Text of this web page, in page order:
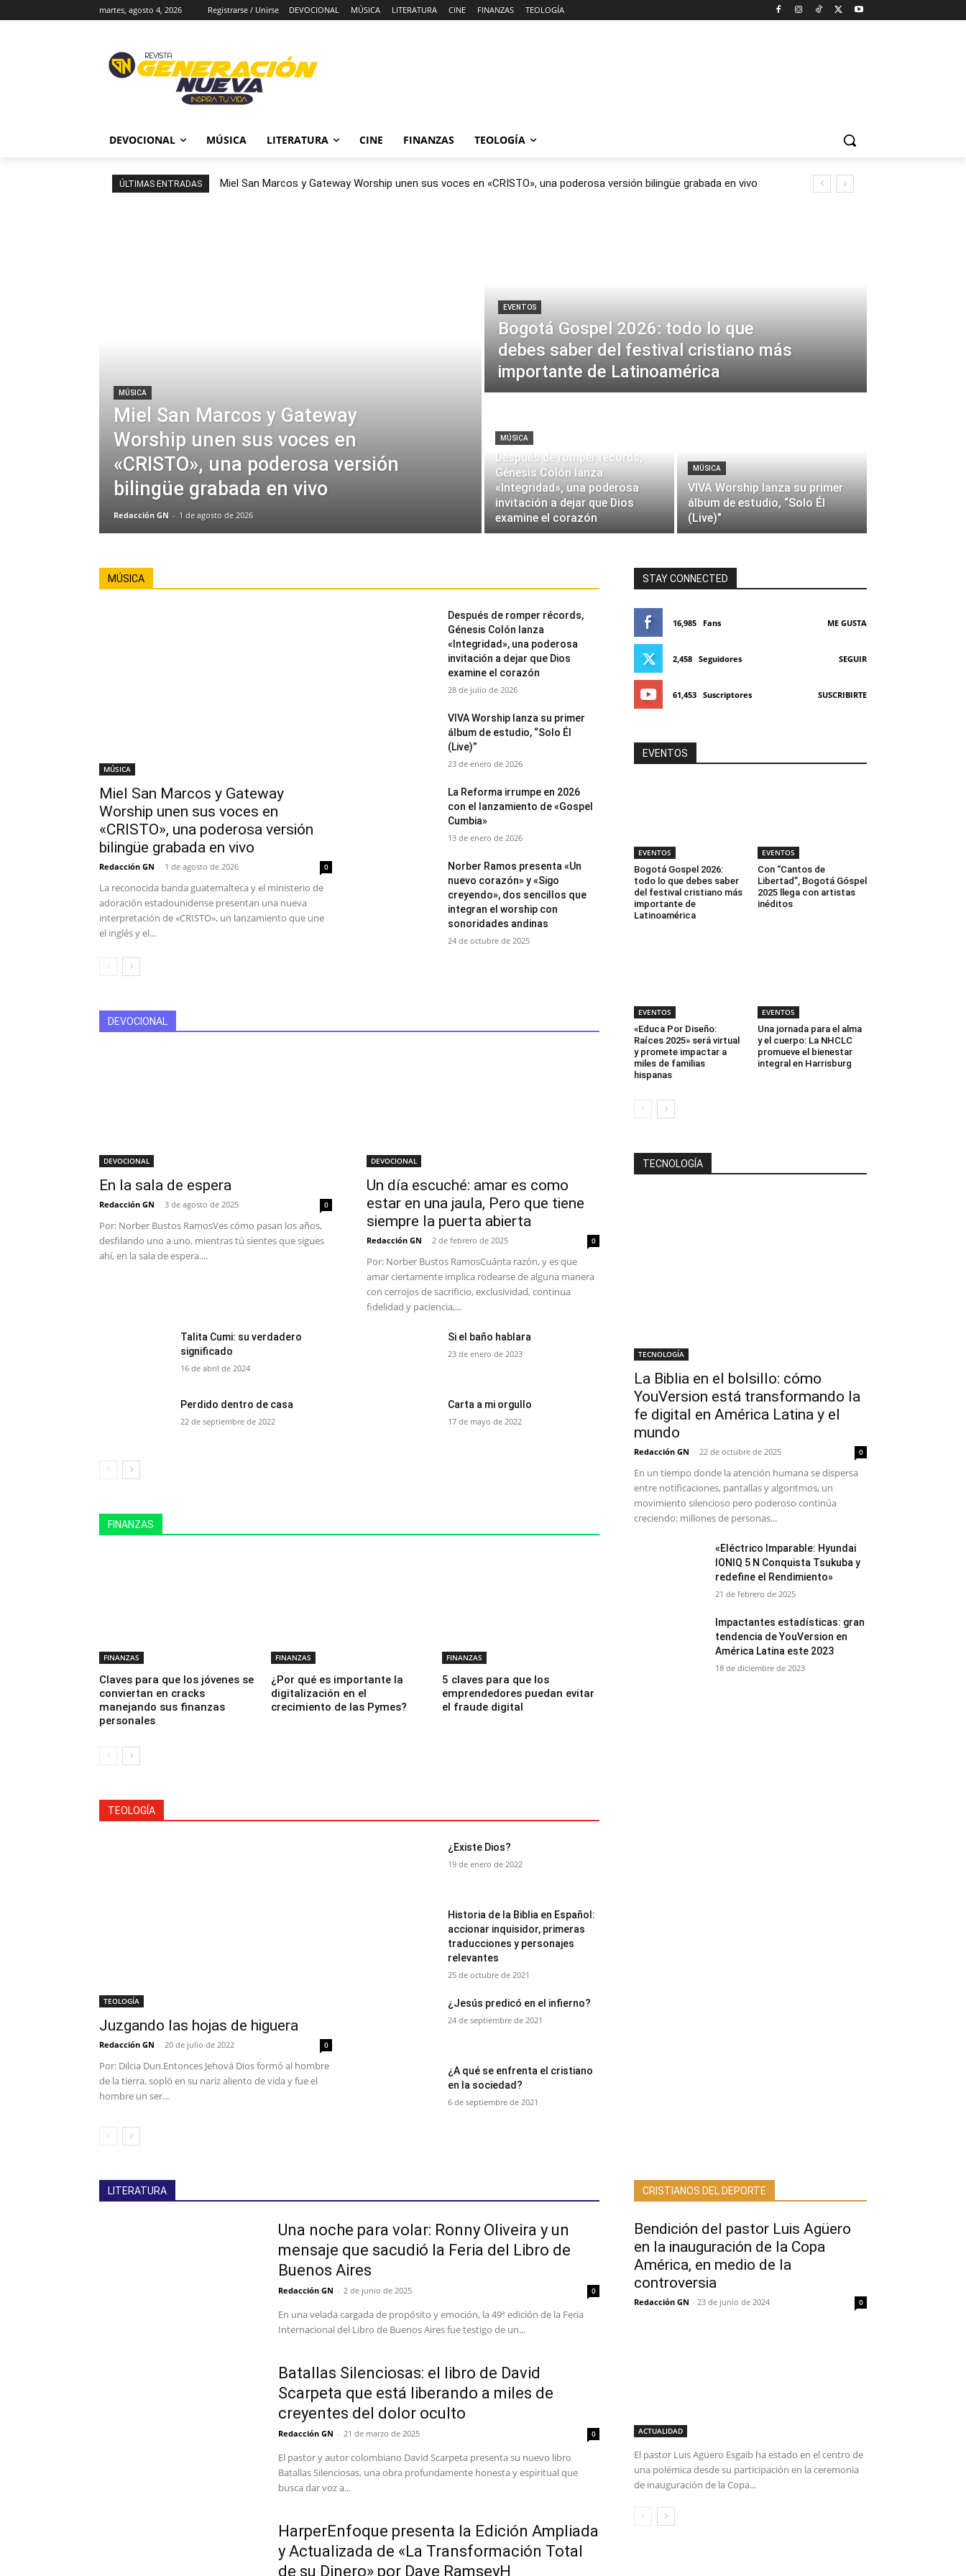
martes, agosto 4, 2026 Registrarse / Unirse DEVOCIONAL MÚSICA LITERATURA CINE FINANZAS TEOLOGÍA
DEVOCIONAL MÚSICA LITERATURA CINE FINANZAS TEOLOGÍA
ÚLTIMAS ENTRADAS Miel San Marcos y Gateway Worship unen sus voces en «CRISTO», una poderosa versión bilingüe grabada en vivo
MÚSICA
Miel San Marcos y Gateway
Worship unen sus voces en
«CRISTO», una poderosa versión
bilingüe grabada en vivo
Redacción GN - 1 de agosto de 2026
EVENTOS
Bogotá Gospel 2026: todo lo que
debes saber del festival cristiano más
importante de Latinoamérica
MÚSICA
Después de romper récords,
Génesis Colón lanza
«Integridad», una poderosa
invitación a dejar que Dios
examine el corazón
MÚSICA
VIVA Worship lanza su primer
álbum de estudio, “Solo Él
(Live)”
MÚSICA
MÚSICA
Miel San Marcos y Gateway
Worship unen sus voces en
«CRISTO», una poderosa versión
bilingüe grabada en vivo
Redacción GN - 1 de agosto de 2026 0
La reconocida banda guatemalteca y el ministerio de
adoración estadounidense presentan una nueva
interpretación de «CRISTO», un lanzamiento que une
el inglés y el...
Después de romper récords,
Génesis Colón lanza
«Integridad», una poderosa
invitación a dejar que Dios
examine el corazón
28 de julio de 2026
VIVA Worship lanza su primer
álbum de estudio, “Solo Él
(Live)”
23 de enero de 2026
La Reforma irrumpe en 2026
con el lanzamiento de «Gospel
Cumbia»
13 de enero de 2026
Norber Ramos presenta «Un
nuevo corazón» y «Sigo
creyendo», dos sencillos que
integran el worship con
sonoridades andinas
24 de octubre de 2025
DEVOCIONAL
DEVOCIONAL
En la sala de espera
Redacción GN - 3 de agosto de 2025 0
Por: Norber Bustos RamosVes cómo pasan los años,
desfilando uno a uno, mientras tú sientes que sigues
ahí, en la sala de espera....
DEVOCIONAL
Un día escuché: amar es como
estar en una jaula, Pero que tiene
siempre la puerta abierta
Redacción GN - 2 de febrero de 2025 0
Por: Norber Bustos RamosCuánta razón, y es que
amar ciertamente implica rodearse de alguna manera
con cerrojos de sacrificio, exclusividad, continua
fidelidad y paciencia,...
Talita Cumi: su verdadero
significado
16 de abril de 2024
Si el baño hablara
23 de enero de 2023
Perdido dentro de casa
22 de septiembre de 2022
Carta a mi orgullo
17 de mayo de 2022
FINANZAS
FINANZAS
Claves para que los jóvenes se
conviertan en cracks
manejando sus finanzas
personales
FINANZAS
¿Por qué es importante la
digitalización en el
crecimiento de las Pymes?
FINANZAS
5 claves para que los
emprendedores puedan evitar
el fraude digital
TEOLOGÍA
TEOLOGÍA
Juzgando las hojas de higuera
Redacción GN - 20 de julio de 2022 0
Por: Dilcia Dun.Entonces Jehová Dios formó al hombre
de la tierra, sopló en su nariz aliento de vida y fue el
hombre un ser...
¿Existe Dios?
19 de enero de 2022
Historia de la Biblia en Español:
accionar inquisidor, primeras
traducciones y personajes
relevantes
25 de octubre de 2021
¿Jesús predicó en el infierno?
24 de septiembre de 2021
¿A qué se enfrenta el cristiano
en la sociedad?
6 de septiembre de 2021
STAY CONNECTED
16,985 Fans ME GUSTA
2,458 Seguidores SEGUIR
61,453 Suscriptores SUSCRIBIRTE
EVENTOS
EVENTOS
Bogotá Gospel 2026:
todo lo que debes saber
del festival cristiano más
importante de
Latinoamérica
EVENTOS
Con “Cantos de
Libertad”, Bogotá Góspel
2025 llega con artistas
inéditos
EVENTOS
«Educa Por Diseño:
Raíces 2025» será virtual
y promete impactar a
miles de familias
hispanas
EVENTOS
Una jornada para el alma
y el cuerpo: La NHCLC
promueve el bienestar
integral en Harrisburg
TECNOLOGÍA
TECNOLOGÍA
La Biblia en el bolsillo: cómo
YouVersion está transformando la
fe digital en América Latina y el
mundo
Redacción GN - 22 de octubre de 2025 0
En un tiempo donde la atención humana se dispersa
entre notificaciones, pantallas y algoritmos, un
movimiento silencioso pero poderoso continúa
creciendo: millones de personas...
«Eléctrico Imparable: Hyundai
IONIQ 5 N Conquista Tsukuba y
redefine el Rendimiento»
21 de febrero de 2025
Impactantes estadísticas: gran
tendencia de YouVersion en
América Latina este 2023
18 de diciembre de 2023
LITERATURA
Una noche para volar: Ronny Oliveira y un
mensaje que sacudió la Feria del Libro de
Buenos Aires
Redacción GN - 2 de junio de 2025 0
En una velada cargada de propósito y emoción, la 49ª edición de la Feria
Internacional del Libro de Buenos Aires fue testigo de un...
Batallas Silenciosas: el libro de David
Scarpeta que está liberando a miles de
creyentes del dolor oculto
Redacción GN - 21 de marzo de 2025 0
El pastor y autor colombiano David Scarpeta presenta su nuevo libro
Batallas Silenciosas, una obra profundamente honesta y espiritual que
busca dar voz a...
HarperEnfoque presenta la Edición Ampliada
y Actualizada de «La Transformación Total
de su Dinero» por Dave RamseyH
CRISTIANOS DEL DEPORTE
Bendición del pastor Luis Agüero
en la inauguración de la Copa
América, en medio de la
controversia
Redacción GN - 23 de junio de 2024 0
ACTUALIDAD
El pastor Luis Agüero Esgaib ha estado en el centro de
una polémica desde su participación en la ceremonia
de inauguración de la Copa...